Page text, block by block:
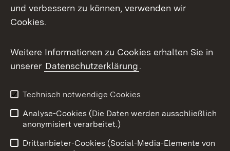
Facebook
X / Twitter
Youtube
Impressum
Kontakt
und verbessern zu können, verwenden wir
Cookies.
Weitere Informationen zu Cookies erhalten Sie in
unserer Datenschutzerklärung.
Technisch notwendige Cookies
Analyse-Cookies (Die Daten werden ausschließlich
anonymisiert verarbeitet.)
Drittanbieter-Cookies (Social-Media-Elemente von